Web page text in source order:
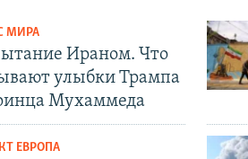
МИРА
Ираном. Что
улыбки Трампа
Мухаммеда
ЕВРОПА